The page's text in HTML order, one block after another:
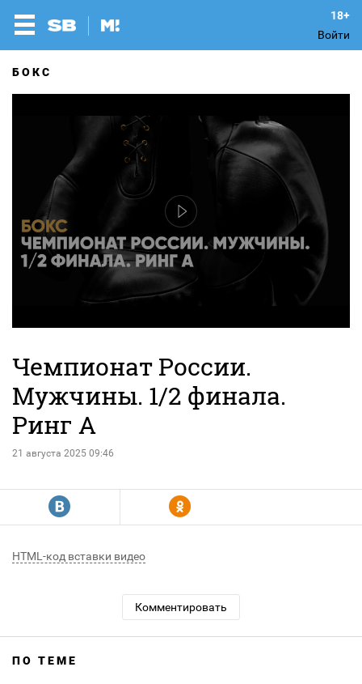
Войти
БОКС
Чемпионат России.
Мужчины. 1/2 финала.
Ринг А
21 августа 2025 09:46
R Y
HTML-код вставки видео
Комментировать
ПО ТЕМЕ